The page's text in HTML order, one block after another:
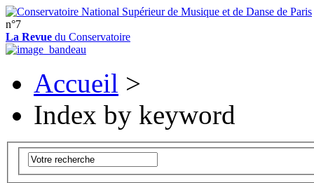
n°7
La Revue du Conservatoire
Accueil >
Index by keyword